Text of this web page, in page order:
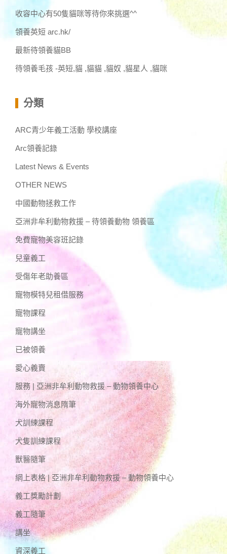
收容中心有50隻貓咪等待你來挑選^^
領養英短 arc.hk/
最新待領養貓BB
待領養毛孩 -英短,貓 ,貓貓 ,貓奴 ,貓星人 ,貓咪
分類
ARC青少年義工活動 學校講座
Arc領養記錄
Latest News & Events
OTHER NEWS
中國動物拯救工作
亞洲非牟利動物救援 – 待領養動物 領養區
免費寵物美容班記錄
兒童義工
受傷年老助養區
寵物模特兒租借服務
寵物課程
寵物講坐
已被領養
愛心義賣
服務 | 亞洲非牟利動物救援 – 動物領養中心
海外寵物消息隋筆
犬訓練課程
犬隻訓練課程
獸醫隨筆
網上表格 | 亞洲非牟利動物救援 – 動物領養中心
義工獎勵計劃
義工隨筆
講坐
資深義工